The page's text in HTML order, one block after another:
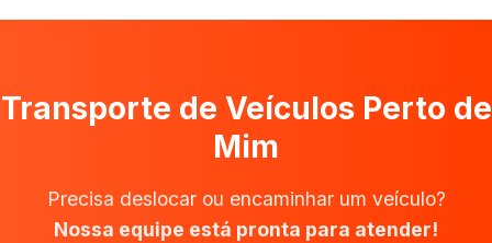
Transporte de Veículos Perto de
Mim
Precisa deslocar ou encaminhar um veículo?
Nossa equipe está pronta para atender!